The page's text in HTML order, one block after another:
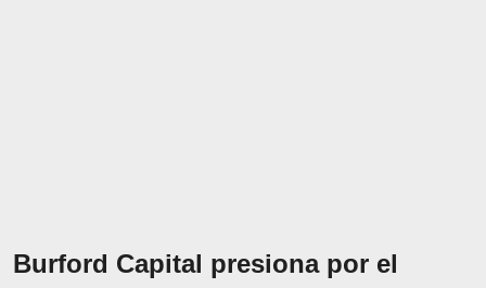
Burford Capital presiona por el